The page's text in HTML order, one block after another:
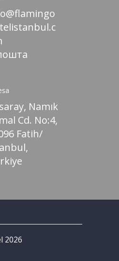
Namık
Cd. No:4,
Fatih/
2026